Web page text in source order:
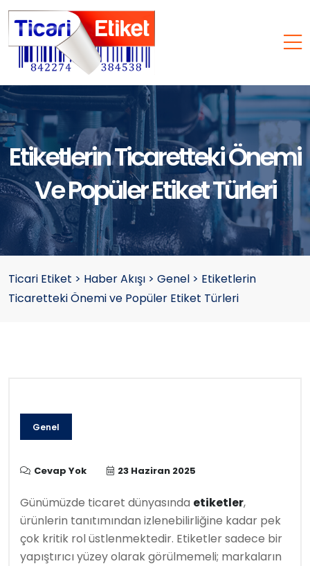
Etiketlerin Ticaretteki Önemi
Ve Popüler Etiket Türleri
Ticari Etiket > Haber Akışı > Genel > Etiketlerin
Ticaretteki Önemi ve Popüler Etiket Türleri
Genel
Cevap Yok 23 Haziran 2025
Günümüzde ticaret dünyasında etiketler,
ürünlerin tanıtımından izlenebilirliğine kadar pek
çok kritik rol üstlenmektedir. Etiketler sadece bir
yapıştırıcı yüzey olarak görülmemeli; markaların